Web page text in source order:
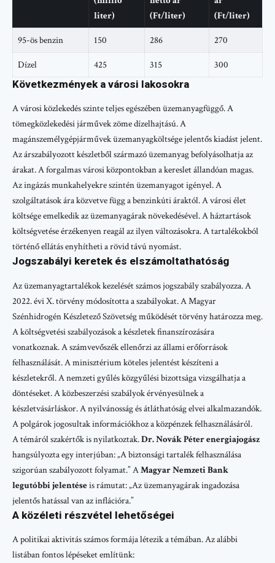
liter)
(Ft/liter)
(Ft/liter)
95-ös benzin 150 286 270
Dízel 425 315 300
Következmények a városi lakosokra
A városi közlekedés szinte teljes egészében üzemanyagfüggő. A
tömegközlekedési járművek zöme dízelhajtású. A
magánszemélygépjárművek üzemanyagköltsége jelentős kiadást jelent.
Az árszabályozott készletből származó üzemanyag befolyásolhatja az
árakat. A forgalmas városi központokban a kereslet állandóan magas.
Az ingázás munkahelyekre szintén üzemanyagot igényel. A
szolgáltatások ára közvetve függ a benzinkúti áraktól. A városi élet
költsége emelkedik az üzemanyagárak növekedésével. A háztartások
költségvetése érzékenyen reagál az ilyen változásokra. A tartalékokból
történő ellátás enyhítheti a rövid távú nyomást.
Jogszabályi keretek és elszámoltathatóság
Az üzemanyagtartalékok kezelését számos jogszabály szabályozza. A
2022. évi X. törvény módosította a szabályokat. A Magyar
Szénhidrogén Készletező Szövetség működését törvény határozza meg.
A költségvetési szabályozások a készletek finanszírozására
vonatkoznak. A számvevőszék ellenőrzi az állami erőforrások
felhasználását. A minisztérium köteles jelentést készíteni a
készletekről. A nemzeti gyűlés közgyűlési bizottsága vizsgálhatja a
döntéseket. A közbeszerzési szabályok érvényesülnek a
készletvásárláskor. A nyilvánosság és átláthatóság elvei alkalmazandók.
A polgárok jogosultak információkhoz a közpénzek felhasználásáról.
A témáról szakértők is nyilatkoztak.Dr. Novák Péter energiajogász
hangsúlyozta egy interjúban: „A biztonsági tartalék felhasználása
szigorúan szabályozott folyamat.” AMagyar Nemzeti Bank
legutóbbi jelentéseis rámutat: „Az üzemanyagárak ingadozása
jelentős hatással van az inflációra.”
A közéleti részvétel lehetőségei
A politikai aktivitás számos formája létezik a témában. Az alábbi
listában fontos lépéseket említünk: